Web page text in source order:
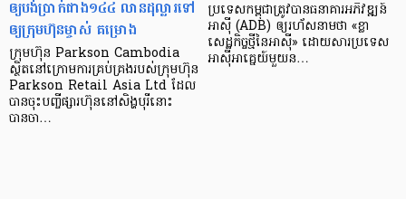
ឲ្យបង់ប្រាក់ជាង១៤៤ លានដុល្លារទៅ
ឲ្យក្រុមហ៊ុនម្ចាស់ គម្រោង
ក្រុមហ៊ុន Parkson Cambodia
ស្ថិតនៅក្រោមការគ្រប់គ្រងរបស់ក្រុមហ៊ុន
Parkson Retail Asia Ltd ដែល
បានចុះបញ្ចីផ្សារហ៊ុននៅសិង្ហបុរីនោះ
បានចា…
ប្រទេស​កម្ពុជា​ត្រូវ​បាន​ធនាគារ​អភិវឌ្ឍន៍​
អាស៊ី (ADB) ឲ្យ​រហ័ស​នាមថា «ខ្លា​
សេដ្ឋកិច្ច​ថ្មី​នៃ​អាស៊ី» ដោយសារ​ប្រទេស​
អាស៊ី​អាគ្នេយ៍​មួយ​ន…